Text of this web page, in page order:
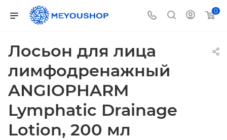
0
Лосьон для лица
лимфодренажный
ANGIOPHARM
Lymphatic Drainage
Lotion, 200 мл